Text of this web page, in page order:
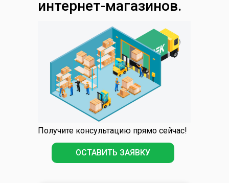
Получите консультацию прямо сейчас!
интернет-магазинов.
ОСТАВИТЬ ЗАЯВКУ